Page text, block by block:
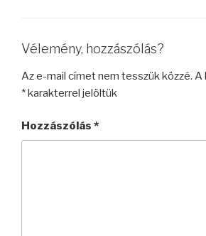
Vélemény, hozzászólás?
Az e-mail címet nem tesszük közzé. A
*karakterrel jelöltük
Hozzászólás *